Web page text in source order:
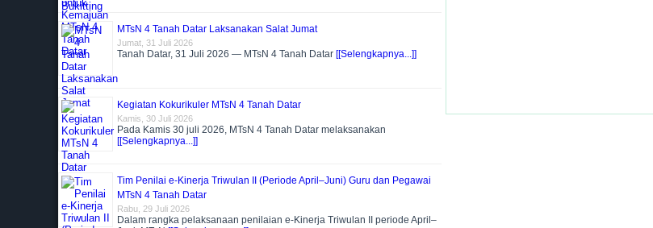
MTsN 4 Tanah Datar Laksanakan Salat Jumat
Jumat, 31 Juli 2026
Tanah Datar, 31 Juli 2026 — MTsN 4 Tanah Datar [[Selengkapnya...]]
Kegiatan Kokurikuler MTsN 4 Tanah Datar
Kamis, 30 Juli 2026
Pada Kamis 30 juli 2026, MTsN 4 Tanah Datar melaksanakan
[[Selengkapnya...]]
Tim Penilai e-Kinerja Triwulan II (Periode April–Juni) Guru dan Pegawai
MTsN 4 Tanah Datar
Rabu, 29 Juli 2026
Dalam rangka pelaksanaan penilaian e-Kinerja Triwulan II periode April–